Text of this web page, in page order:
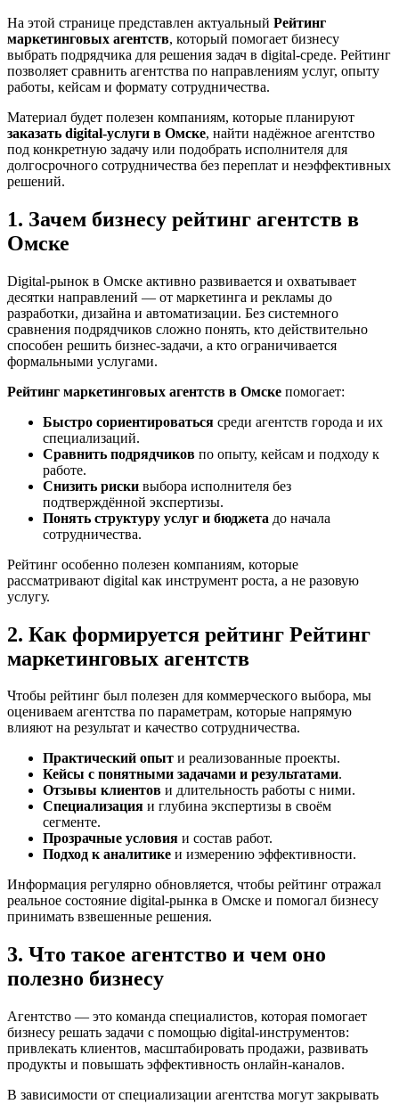
На этой странице представлен актуальный Рейтинг
маркетинговых агентств, который помогает бизнесу
выбрать подрядчика для решения задач в digital-среде. Рейтинг
позволяет сравнить агентства по направлениям услуг, опыту
работы, кейсам и формату сотрудничества.
Материал будет полезен компаниям, которые планируют
заказать digital-услуги в Омске, найти надёжное агентство
под конкретную задачу или подобрать исполнителя для
долгосрочного сотрудничества без переплат и неэффективных
решений.
1. Зачем бизнесу рейтинг агентств в
Омске
Digital-рынок в Омске активно развивается и охватывает
десятки направлений — от маркетинга и рекламы до
разработки, дизайна и автоматизации. Без системного
сравнения подрядчиков сложно понять, кто действительно
способен решить бизнес-задачи, а кто ограничивается
формальными услугами.
Рейтинг маркетинговых агентств в Омске помогает:
Быстро сориентироваться среди агентств города и их
специализаций.
Сравнить подрядчиков по опыту, кейсам и подходу к
работе.
Снизить риски выбора исполнителя без
подтверждённой экспертизы.
Понять структуру услуг и бюджета до начала
сотрудничества.
Рейтинг особенно полезен компаниям, которые
рассматривают digital как инструмент роста, а не разовую
услугу.
2. Как формируется рейтинг Рейтинг
маркетинговых агентств
Чтобы рейтинг был полезен для коммерческого выбора, мы
оцениваем агентства по параметрам, которые напрямую
влияют на результат и качество сотрудничества.
Практический опыт и реализованные проекты.
Кейсы с понятными задачами и результатами.
Отзывы клиентов и длительность работы с ними.
Специализация и глубина экспертизы в своём
сегменте.
Прозрачные условия и состав работ.
Подход к аналитике и измерению эффективности.
Информация регулярно обновляется, чтобы рейтинг отражал
реальное состояние digital-рынка в Омске и помогал бизнесу
принимать взвешенные решения.
3. Что такое агентство и чем оно
полезно бизнесу
Агентство — это команда специалистов, которая помогает
бизнесу решать задачи с помощью digital-инструментов:
привлекать клиентов, масштабировать продажи, развивать
продукты и повышать эффективность онлайн-каналов.
В зависимости от специализации агентства могут закрывать